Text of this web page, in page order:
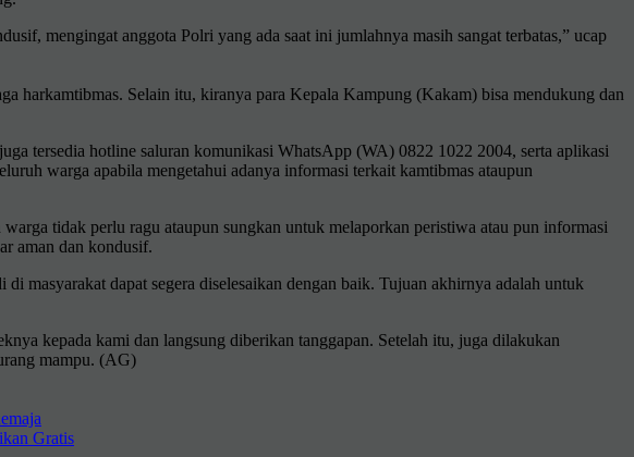
mengingat anggota Polri yang ada saat ini jumlahnya masih sangat terbatas,” ucap
harkamtibmas. Selain itu, kiranya para Kepala Kampung (Kakam) bisa mendukung dan
tersedia hotline saluran komunikasi WhatsApp (WA) 0822 1022 2004, serta aplikasi
warga apabila mengetahui adanya informasi terkait kamtibmas ataupun
tidak perlu ragu ataupun sungkan untuk melaporkan peristiwa atau pun informasi
aman dan kondusif.
masyarakat dapat segera diselesaikan dengan baik. Tujuan akhirnya adalah untuk
kepada kami dan langsung diberikan tanggapan. Setelah itu, juga dilakukan
mampu. (AG)
Gratis